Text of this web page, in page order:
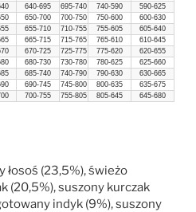
640-695 695-740 740-590
590-625
650-700 700-750 750-600
600-630
655-710 710-755 755-605
605-640
665-715 715-765 765-610
610-645
670-725 725-775 775-620
620-655
680-730 730-780 780-625
625-660
685-740 740-790 790-630
630-665
690-745 745-800 800-635
635-675
700-755 755-805 805-645 645-680
(23,5%), świeżo
(20,5%), suszony kurczak
indyk (9%), suszony